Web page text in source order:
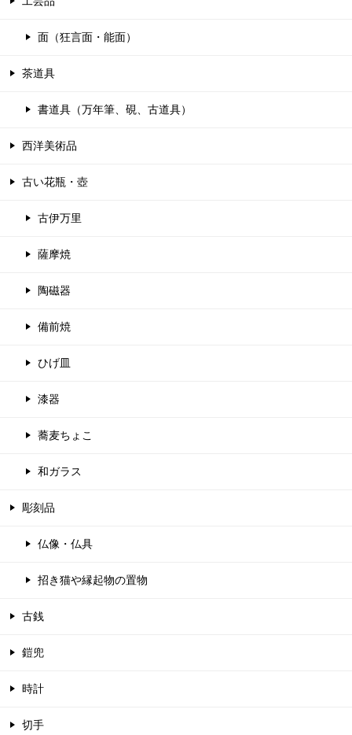
面（狂言面・能面）
茶道具
書道具（万年筆、硯、古道具）
西洋美術品
古い花瓶・壺
古伊万里
薩摩焼
陶磁器
備前焼
ひげ皿
漆器
蕎麦ちょこ
和ガラス
彫刻品
仏像・仏具
招き猫や縁起物の置物
古銭
鎧兜
時計
切手